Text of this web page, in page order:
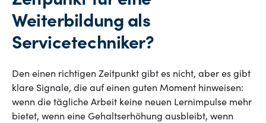
Weiterbildung als
Servicetechniker?
Den einen richtigen Zeitpunkt gibt es nicht, aber es gibt
klare Signale, die auf einen guten Moment hinweisen:
wenn die tägliche Arbeit keine neuen Lernimpulse mehr
bietet, wenn eine Gehaltserhöhung ausbleibt, wenn